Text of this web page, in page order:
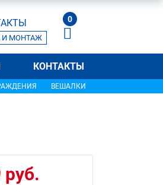
И МОНТАЖ
0
КОНТАКТЫ
ВЕШАЛКИ
руб.